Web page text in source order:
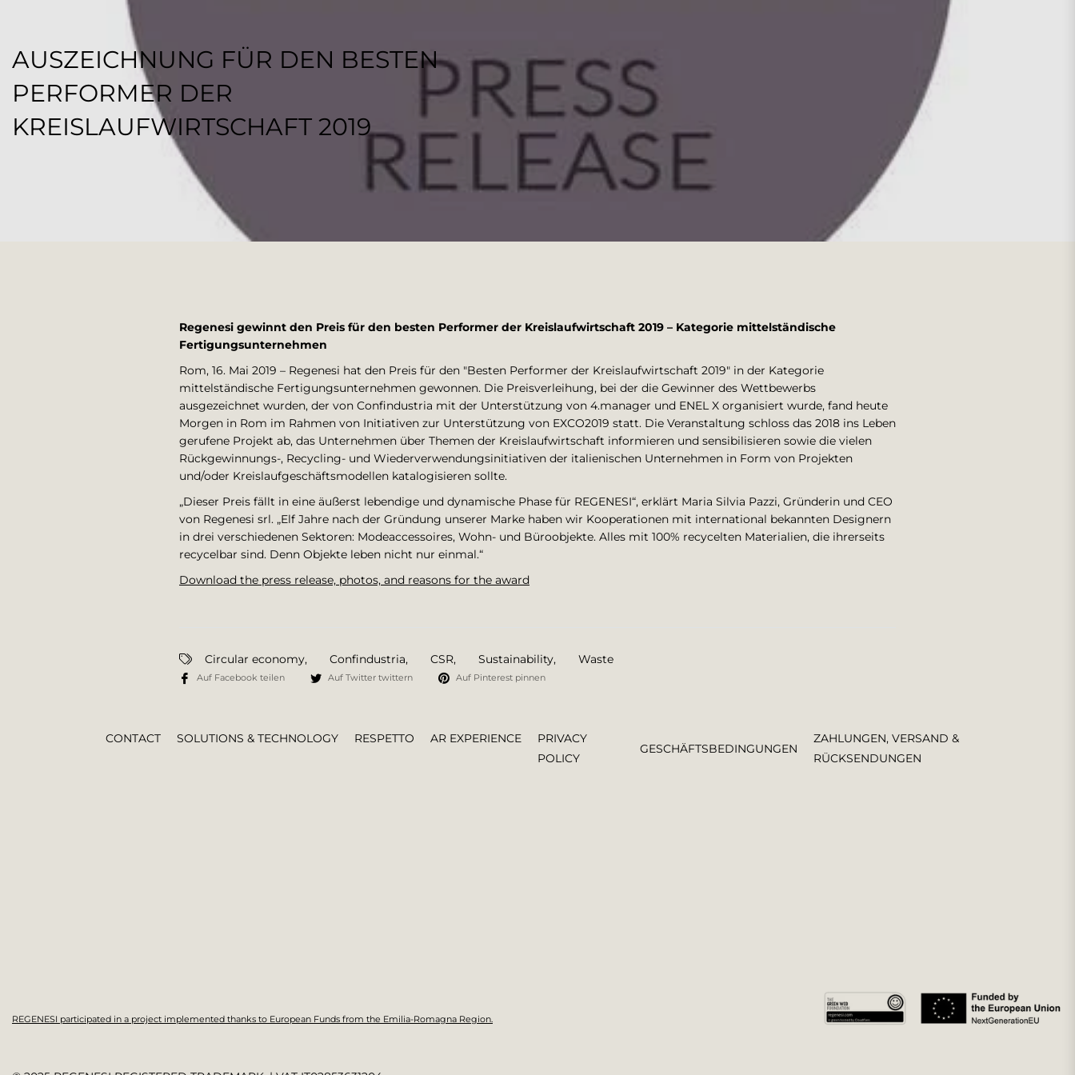
AUSZEICHNUNG FÜR DEN BESTEN
PERFORMER DER
KREISLAUFWIRTSCHAFT 2019
Regenesi gewinnt den Preis für den besten Performer der Kreislaufwirtschaft 2019 – Kategorie mittelständische
Fertigungsunternehmen
Rom, 16. Mai 2019 – Regenesi hat den Preis für den "Besten Performer der Kreislaufwirtschaft 2019" in der Kategorie
mittelständische Fertigungsunternehmen gewonnen. Die Preisverleihung, bei der die Gewinner des Wettbewerbs
ausgezeichnet wurden, der von Confindustria mit der Unterstützung von 4.manager und ENEL X organisiert wurde, fand heute
Morgen in Rom im Rahmen von Initiativen zur Unterstützung von EXCO2019 statt. Die Veranstaltung schloss das 2018 ins Leben
gerufene Projekt ab, das Unternehmen über Themen der Kreislaufwirtschaft informieren und sensibilisieren sowie die vielen
Rückgewinnungs-, Recycling- und Wiederverwendungsinitiativen der italienischen Unternehmen in Form von Projekten
und/oder Kreislaufgeschäftsmodellen katalogisieren sollte.
„Dieser Preis fällt in eine äußerst lebendige und dynamische Phase für REGENESI“, erklärt Maria Silvia Pazzi, Gründerin und CEO
von Regenesi srl. „Elf Jahre nach der Gründung unserer Marke haben wir Kooperationen mit international bekannten Designern
in drei verschiedenen Sektoren: Modeaccessoires, Wohn- und Büroobjekte. Alles mit 100% recycelten Materialien, die ihrerseits
recycelbar sind. Denn Objekte leben nicht nur einmal.“
Download the press release, photos, and reasons for the award
Circular economy, Confindustria, CSR, Sustainability, Waste
Auf Facebook teilen Auf Twitter twittern Auf Pinterest pinnen
AR EXPERIENCE
RESPETTO
SOLUTIONS & TECHNOLOGY
CONTACT
ZAHLUNGEN, VERSAND &
RÜCKSENDUNGEN
GESCHÄFTSBEDINGUNGEN
PRIVACY
POLICY
REGENESI participated in a project implemented thanks to European Funds from the Emilia-Romagna Region.